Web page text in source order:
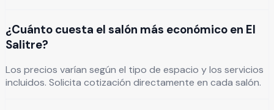
¿Cuánto cuesta el salón más económico en El
Salitre?
Los precios varían según el tipo de espacio y los servicios
incluidos. Solicita cotización directamente en cada salón.